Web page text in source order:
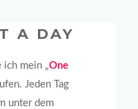
A DAY
ich mein „One
Jeden Tag
unter dem